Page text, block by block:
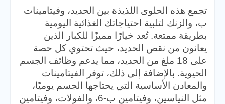
تجمع هذه الحلوى اللذيذة بين الحديد، وفيتامينات
ب، والزنك لتلبية احتياجاتك الغذائية اليومية
بطريقة ممتعة. تُعد خيارًا مميزًا للكبار الذين
يعانون من نقص الحديد، حيث تحتوي كل حصة
على 18 ملغ من الحديد، مما يدعم وظائف الجسم
الحيوية. بالإضافة إلى ذلك، توفر الفيتامينات
والمعادن الأساسية التي يحتاجها الجسم يوميًا،
مثل النياسين، وفيتامين ب-6، والفولات، وفيتامين